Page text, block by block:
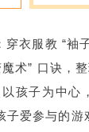
穿衣服教 “袖
术” 口诀，
孩子为中心
子爱参与的游